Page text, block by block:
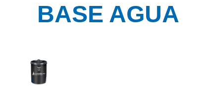
BASE AGUA